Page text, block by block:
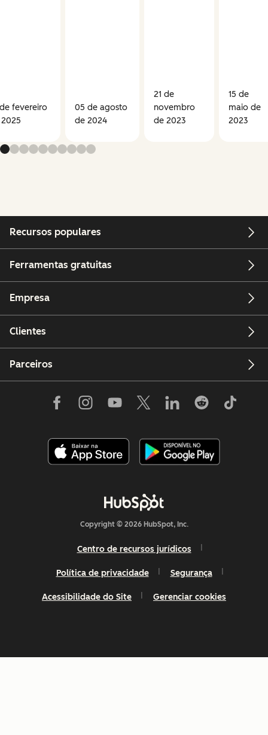
fevereiro
05 de agosto
de 2024
21 de
novembro
de 2023
15 de
maio de
2023
Recursos populares
Ferramentas gratuitas
Empresa
Clientes
Parceiros
Copyright © 2026 HubSpot, Inc.
Centro de recursos jurídicos
Política de privacidade Segurança
Acessibilidade do Site Gerenciar cookies